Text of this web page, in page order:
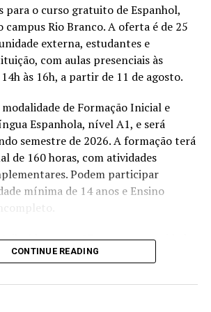
a divulgação das inscrições
O resultado parcial será
com prazo para recursos em 6 e 7 de
dos selecionados está marcada para
deverão atuar em
ou coorientação de estudantes,
inovação, extensão,
planejamento acadêmico,
científica. O credenciamento
do programa em uma área
onde a formação de
a Amazônia.
para o curso gratuito de Espanhol,
Rio Branco. A oferta é de 25
externa, estudantes e
com aulas presenciais às
às 16h, a partir de 11 de agosto.
de Formação Inicial e
Espanhola, nível A1, e será
semestre de 2026. A formação terá
de 160 horas, com atividades
Podem participar
mínima de 14 anos e Ensino
entre 13 para a comunidade
estudantes do Ifac e quatro para
poderá redistribuir as
os demais inscritos, com prioridade
CONTINUE READING